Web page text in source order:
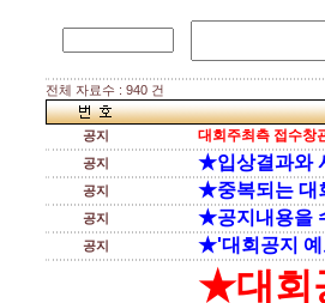
전체 자료수 : 940 건
공지 대회주최측 접수창
공지 ★입상결과와
공지 ★중복되는 대
공지 ★공지내용을
공지 ★'대회공지 예
★대회